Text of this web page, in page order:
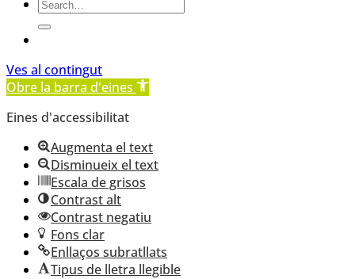
Ves al contingut
Obre la barra d'eines
Eines d'accessibilitat
Augmenta el text
Disminueix el text
Escala de grisos
Contrast alt
Contrast negatiu
Fons clar
Enllaços subratllats
Tipus de lletra llegible